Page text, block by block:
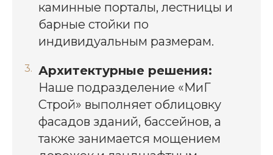
каминные порталы, лестницы и
барные стойки по
индивидуальным размерам.
Архитектурные решения:
Наше подразделение «МиГ
Строй» выполняет облицовку
фасадов зданий, бассейнов, а
также занимается мощением